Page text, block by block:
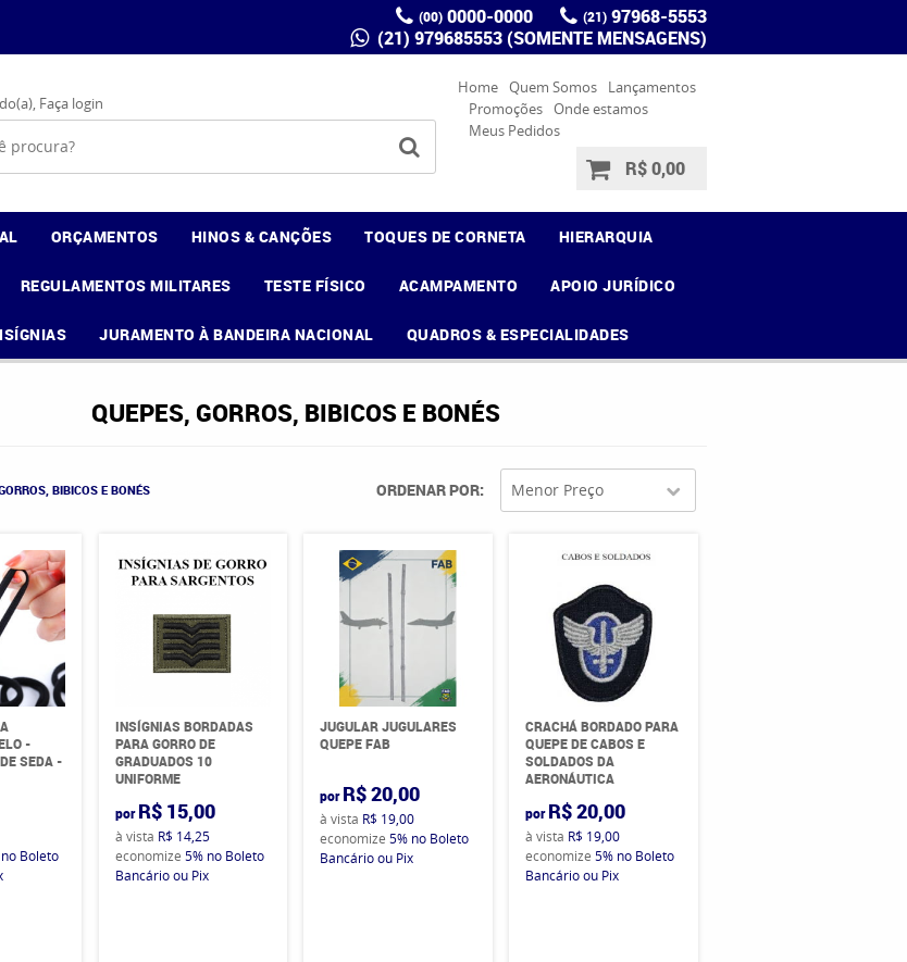
(00) 0000-0000 (21) 97968-5553
(21) 979685553 (SOMENTE MENSAGENS)
Faça login
Home Quem Somos
Lançamentos
Promoções Onde estamos
Meus Pedidos
R$ 0,00
ORÇAMENTOS HINOS & CANÇÕES TOQUES DE CORNETA HIERARQUIA
REGULAMENTOS MILITARES TESTE FÍSICO ACAMPAMENTO APOIO JURÍDICO
JURAMENTO À BANDEIRA NACIONAL QUADROS & ESPECIALIDADES
QUEPES, GORROS, BIBICOS E BONÉS
BIBICOS E BONÉS ORDENAR POR Menor Preço
-
SEDA -
no Boleto
INSÍGNIAS BORDADAS
PARA GORRO DE
GRADUADOS 10
UNIFORME
por R$ 15,00
à vista R$ 14,25
economize 5% no Boleto
Bancário ou Pix
JUGULAR JUGULARES
QUEPE FAB
por R$ 20,00
à vista R$ 19,00
economize5% no Boleto
Bancário ou Pix
CRACHÁ BORDADO PARA
QUEPE DE CABOS E
SOLDADOS DA
AERONÁUTICA
por R$ 20,00
à vista R$ 19,00
economize5% no Boleto
Bancário ou Pix